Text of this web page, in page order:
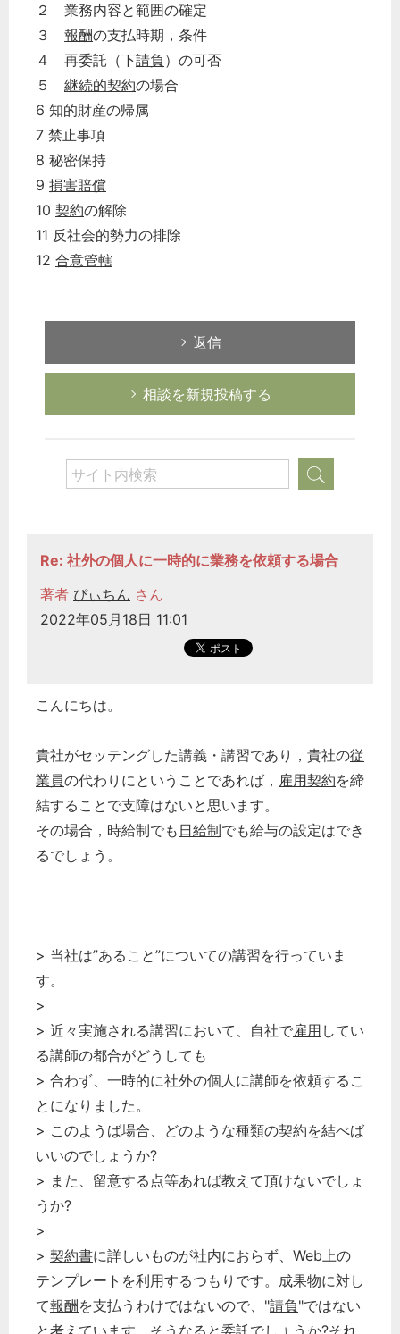
２ 業務内容と範囲の確定
３ 報酬の支払時期，条件
４ 再委託（下請負 ）の可否
５ 継続的契約の場合
6 知的財産の帰属
7 禁止事項
8 秘密保持
9 損害賠償
10 契約の解除
11 反社会的勢力の排除
12 合意管轄
返信
相談を新規投稿する
Re: 社外の個人に一時的に業務を依頼する場合
著者 ぴぃちん さん
2022年05月18日 11:01
こんにちは。
貴社がセッテングした講義・講習であり，貴社の従
業員の代わりにということであれば， 雇用契約を締
結することで支障はないと思います。
その場合，時給制でも 日給制でも給与の設定はでき
るでしょう。
> 当社は”あること”についての講習を行っていま
す。
>
> 近々実施される講習において、自社で雇用 してい
る講師の都合がどうしても
> 合わず、一時的に社外の個人に講師を依頼するこ
とになりました。
> このようば場合、どのような種類の契約を結べば
いいのでしょうか?
> また、留意する点等あれば教えて頂けないでしょ
うか?
>
> 契約書に詳しいものが社内におらず、Web上の
テンプレートを利用するつもりです。成果物に対し
て報酬を支払うわけではないので、"請負"ではない